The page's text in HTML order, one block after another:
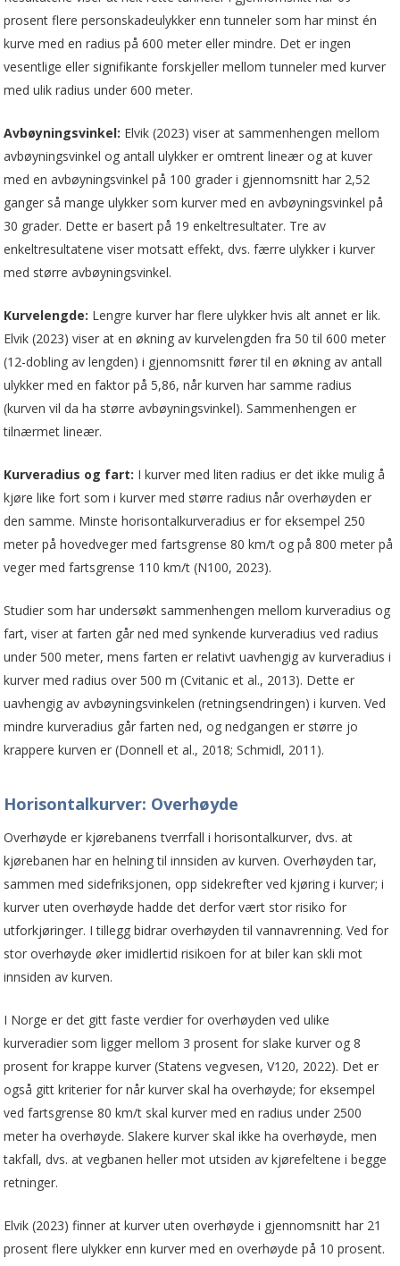
prosent flere personskadeulykker enn tunneler som har minst én
kurve med en radius på 600 meter eller mindre. Det er ingen
vesentlige eller signifikante forskjeller mellom tunneler med kurver
med ulik radius under 600 meter.
Avbøyningsvinkel: Elvik (2023) viser at sammenhengen mellom
avbøyningsvinkel og antall ulykker er omtrent lineær og at kuver
med en avbøyningsvinkel på 100 grader i gjennomsnitt har 2,52
ganger så mange ulykker som kurver med en avbøyningsvinkel på
30 grader. Dette er basert på 19 enkeltresultater. Tre av
enkeltresultatene viser motsatt effekt, dvs. færre ulykker i kurver
med større avbøyningsvinkel.
Kurvelengde: Lengre kurver har flere ulykker hvis alt annet er lik.
Elvik (2023) viser at en økning av kurvelengden fra 50 til 600 meter
(12-dobling av lengden) i gjennomsnitt fører til en økning av antall
ulykker med en faktor på 5,86, når kurven har samme radius
(kurven vil da ha større avbøyningsvinkel). Sammenhengen er
tilnærmet lineær.
Kurveradius og fart: I kurver med liten radius er det ikke mulig å
kjøre like fort som i kurver med større radius når overhøyden er
den samme. Minste horisontalkurveradius er for eksempel 250
meter på hovedveger med fartsgrense 80 km/t og på 800 meter på
veger med fartsgrense 110 km/t (N100, 2023).
Studier som har undersøkt sammenhengen mellom kurveradius og
fart, viser at farten går ned med synkende kurveradius ved radius
under 500 meter, mens farten er relativt uavhengig av kurveradius i
kurver med radius over 500 m (Cvitanic et al., 2013). Dette er
uavhengig av avbøyningsvinkelen (retningsendringen) i kurven. Ved
mindre kurveradius går farten ned, og nedgangen er større jo
krappere kurven er (Donnell et al., 2018; Schmidl, 2011).
Horisontalkurver: Overhøyde
Overhøyde er kjørebanens tverrfall i horisontalkurver, dvs. at
kjørebanen har en helning til innsiden av kurven. Overhøyden tar,
sammen med sidefriksjonen, opp sidekrefter ved kjøring i kurver; i
kurver uten overhøyde hadde det derfor vært stor risiko for
utforkjøringer. I tillegg bidrar overhøyden til vannavrenning. Ved for
stor overhøyde øker imidlertid risikoen for at biler kan skli mot
innsiden av kurven.
I Norge er det gitt faste verdier for overhøyden ved ulike
kurveradier som ligger mellom 3 prosent for slake kurver og 8
prosent for krappe kurver (Statens vegvesen, V120, 2022). Det er
også gitt kriterier for når kurver skal ha overhøyde; for eksempel
ved fartsgrense 80 km/t skal kurver med en radius under 2500
meter ha overhøyde. Slakere kurver skal ikke ha overhøyde, men
takfall, dvs. at vegbanen heller mot utsiden av kjørefeltene i begge
retninger.
Elvik (2023) finner at kurver uten overhøyde i gjennomsnitt har 21
prosent flere ulykker enn kurver med en overhøyde på 10 prosent.